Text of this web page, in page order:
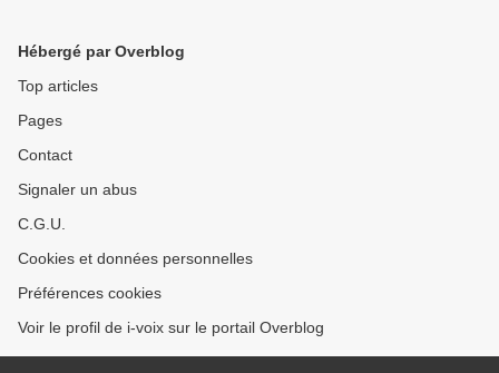
Hébergé par Overblog
Top articles
Pages
Contact
Signaler un abus
C.G.U.
Cookies et données personnelles
Préférences cookies
Voir le profil de i-voix sur le portail Overblog